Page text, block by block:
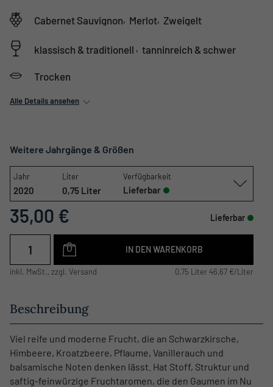
Cabernet Sauvignon, Merlot, Zweigelt
klassisch & traditionell , tanninreich & schwer
Trocken
Alle Details ansehen
Weitere Jahrgänge & Größen
Jahr
2020
Liter
0,75 Liter
Verfügbarkeit
Lieferbar
35,00 € Lieferbar
IN DEN WARENKORB
inkl. MwSt., zzgl. Versand 0,75 Liter 46,67 €/Liter
Beschreibung
Viel reife und moderne Frucht, die an Schwarzkirsche,
Himbeere, Kroatzbeere, Pflaume, Vanillerauch und
balsamische Noten denken lässt. Hat Stoff, Struktur und
saftig-feinwürzige Fruchtaromen, die den Gaumen im Nu